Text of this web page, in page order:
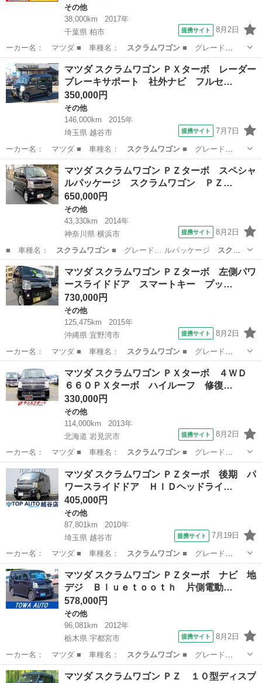
その他
38,000km
2017年
千葉県 柏市
提携サイト 8月2日
ーカー名： マツダ ■ 車種名： スクラムワゴン■ グレード
名： ＰＸターボ ４…
千葉 柏市 その他
マツダ スクラムワゴン ＰＸターボ レーダー
ブレーキサポート 社外ナビ フルセ…
350,000円
その他
146,000km
2015年
埼玉県 越谷市
提携サイト 7月7日
ーカー名： マツダ ■ 車種名： スクラムワゴン■ グレード
名： ＰＸターボ レ…
埼玉 越谷市 その他
マツダ スクラムワゴン ＰＺターボ スペシャ
ルパッケージ スクラムワゴン ＰＺ…
650,000円
その他
43,330km
2014年
神奈川県 横浜市
提携サイト 8月2日
■ 車種名： スクラムワゴン■ グレード… ルパッケージ
スクラ
ムワゴンＰＺターボス…
神奈川 横浜市 その他
マツダ スクラムワゴン ＰＺターボ 左側パワ
ースライドドア スマートキー プッ…
730,000円
その他
125,475km
2015年
沖縄県 宜野湾市
提携サイト 8月2日
ーカー名： マツダ ■ 車種名： スクラムワゴン■ グレード
名： ＰＺターボ 左…
沖縄 宜野湾市 その他
マツダ スクラムワゴン ＰＸターボ ４ＷＤ
６６０ＰＸターボ ハイルーフ 修復…
330,000円
その他
114,000km
2013年
北海道 岩見沢市
提携サイト 8月2日
ーカー名： マツダ ■ 車種名： スクラムワゴン■ グレード
名： ＰＸターボ ４…
北海道 岩見沢市 その他
マツダ スクラムワゴン ＰＺターボ 後期 パ
ワースライドドア ＨＩＤヘッドライ…
405,000円
その他
87,801km
2010年
埼玉県 越谷市
提携サイト 7月19日
ーカー名： マツダ ■ 車種名： スクラムワゴン■ グレード
名： ＰＺターボ 後…
埼玉 越谷市 その他
マツダ スクラムワゴン ＰＺターボ ナビ 地
デジ Ｂｌｕｅｔｏｏｔｈ 片側電動…
578,000円
その他
96,081km
2012年
栃木県 宇都宮市
提携サイト 8月2日
ーカー名： マツダ ■ 車種名： スクラムワゴン■ グレード
名： ＰＺターボ ナ…
栃木 宇都宮市 その他
マツダ スクラムワゴン ＰＺ １０型ディスプ